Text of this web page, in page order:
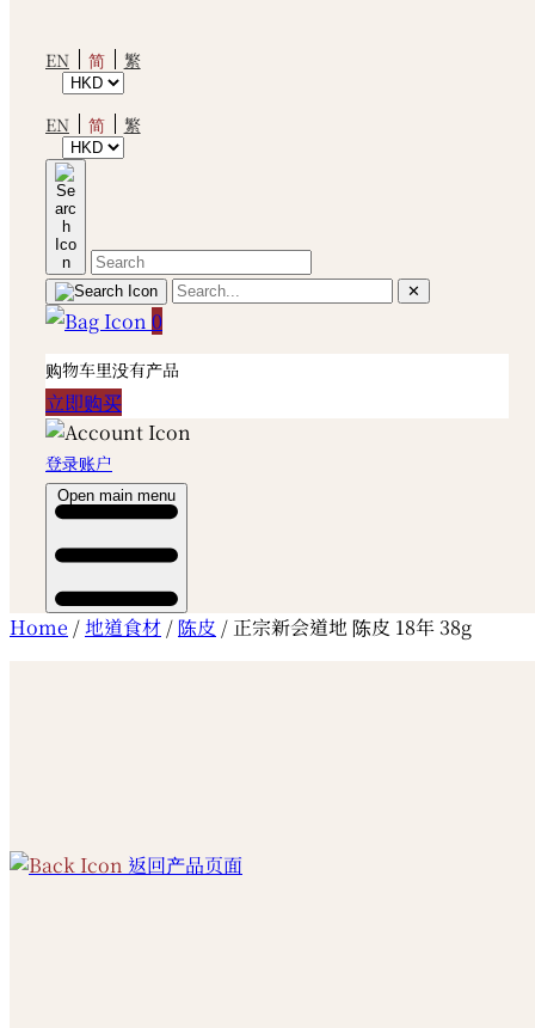
EN 简 繁
EN 简 繁
✕
0
购物车里没有产品
立即购买
登录账户
Open main menu
Home / 地道食材 /陈皮 / 正宗新会道地 陈皮 18年 38g
返回产品页面